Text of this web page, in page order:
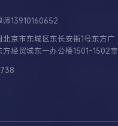
师13910160652
北京市东城区东长安街1号东方广
方经贸城东一办公楼1501-1502室